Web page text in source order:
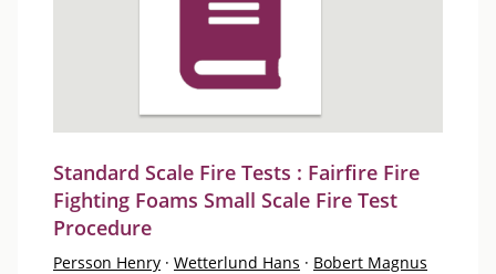
Standard Scale Fire Tests : Fairfire Fire
Fighting Foams Small Scale Fire Test
Procedure
Persson Henry · Wetterlund Hans · Bobert Magnus